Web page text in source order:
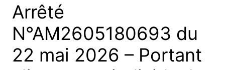
Arrêté
N°AM2605180693 du
22 mai 2026 – Portant